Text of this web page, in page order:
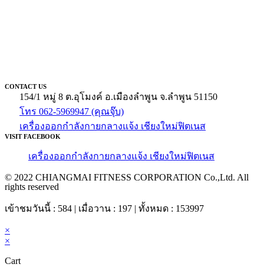
CONTACT US
154/1 หมู่ 8 ต.อุโมงค์ อ.เมืองลำพูน จ.ลำพูน 51150
โทร 062-5969947 (คุณจุ๊บ)
เครื่องออกกำลังกายกลางแจ้ง เชียงใหม่ฟิตเนส
VISIT FACEBOOK
เครื่องออกกำลังกายกลางแจ้ง เชียงใหม่ฟิตเนส
© 2022 CHIANGMAI FITNESS CORPORATION Co.,Ltd. All
rights reserved
เข้าชมวันนี้ : 584 | เมื่อวาน : 197 | ทั้งหมด : 153997
×
×
Cart